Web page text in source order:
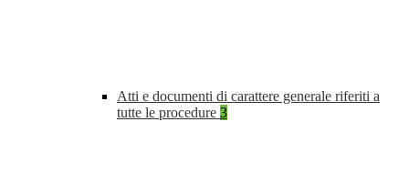
Atti e documenti di carattere generale riferiti a
tutte le procedure 3